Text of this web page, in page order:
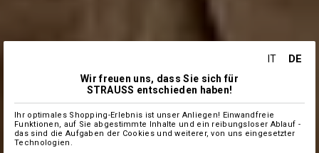
IT DE
Wir freuen uns, dass Sie sich für
STRAUSS entschieden haben!
Ihr optimales Shopping-Erlebnis ist unser Anliegen! Einwandfreie
Funktionen, auf Sie abgestimmte Inhalte und ein reibungsloser Ablauf -
das sind die Aufgaben der Cookies und weiterer, von uns eingesetzter
Technologien.